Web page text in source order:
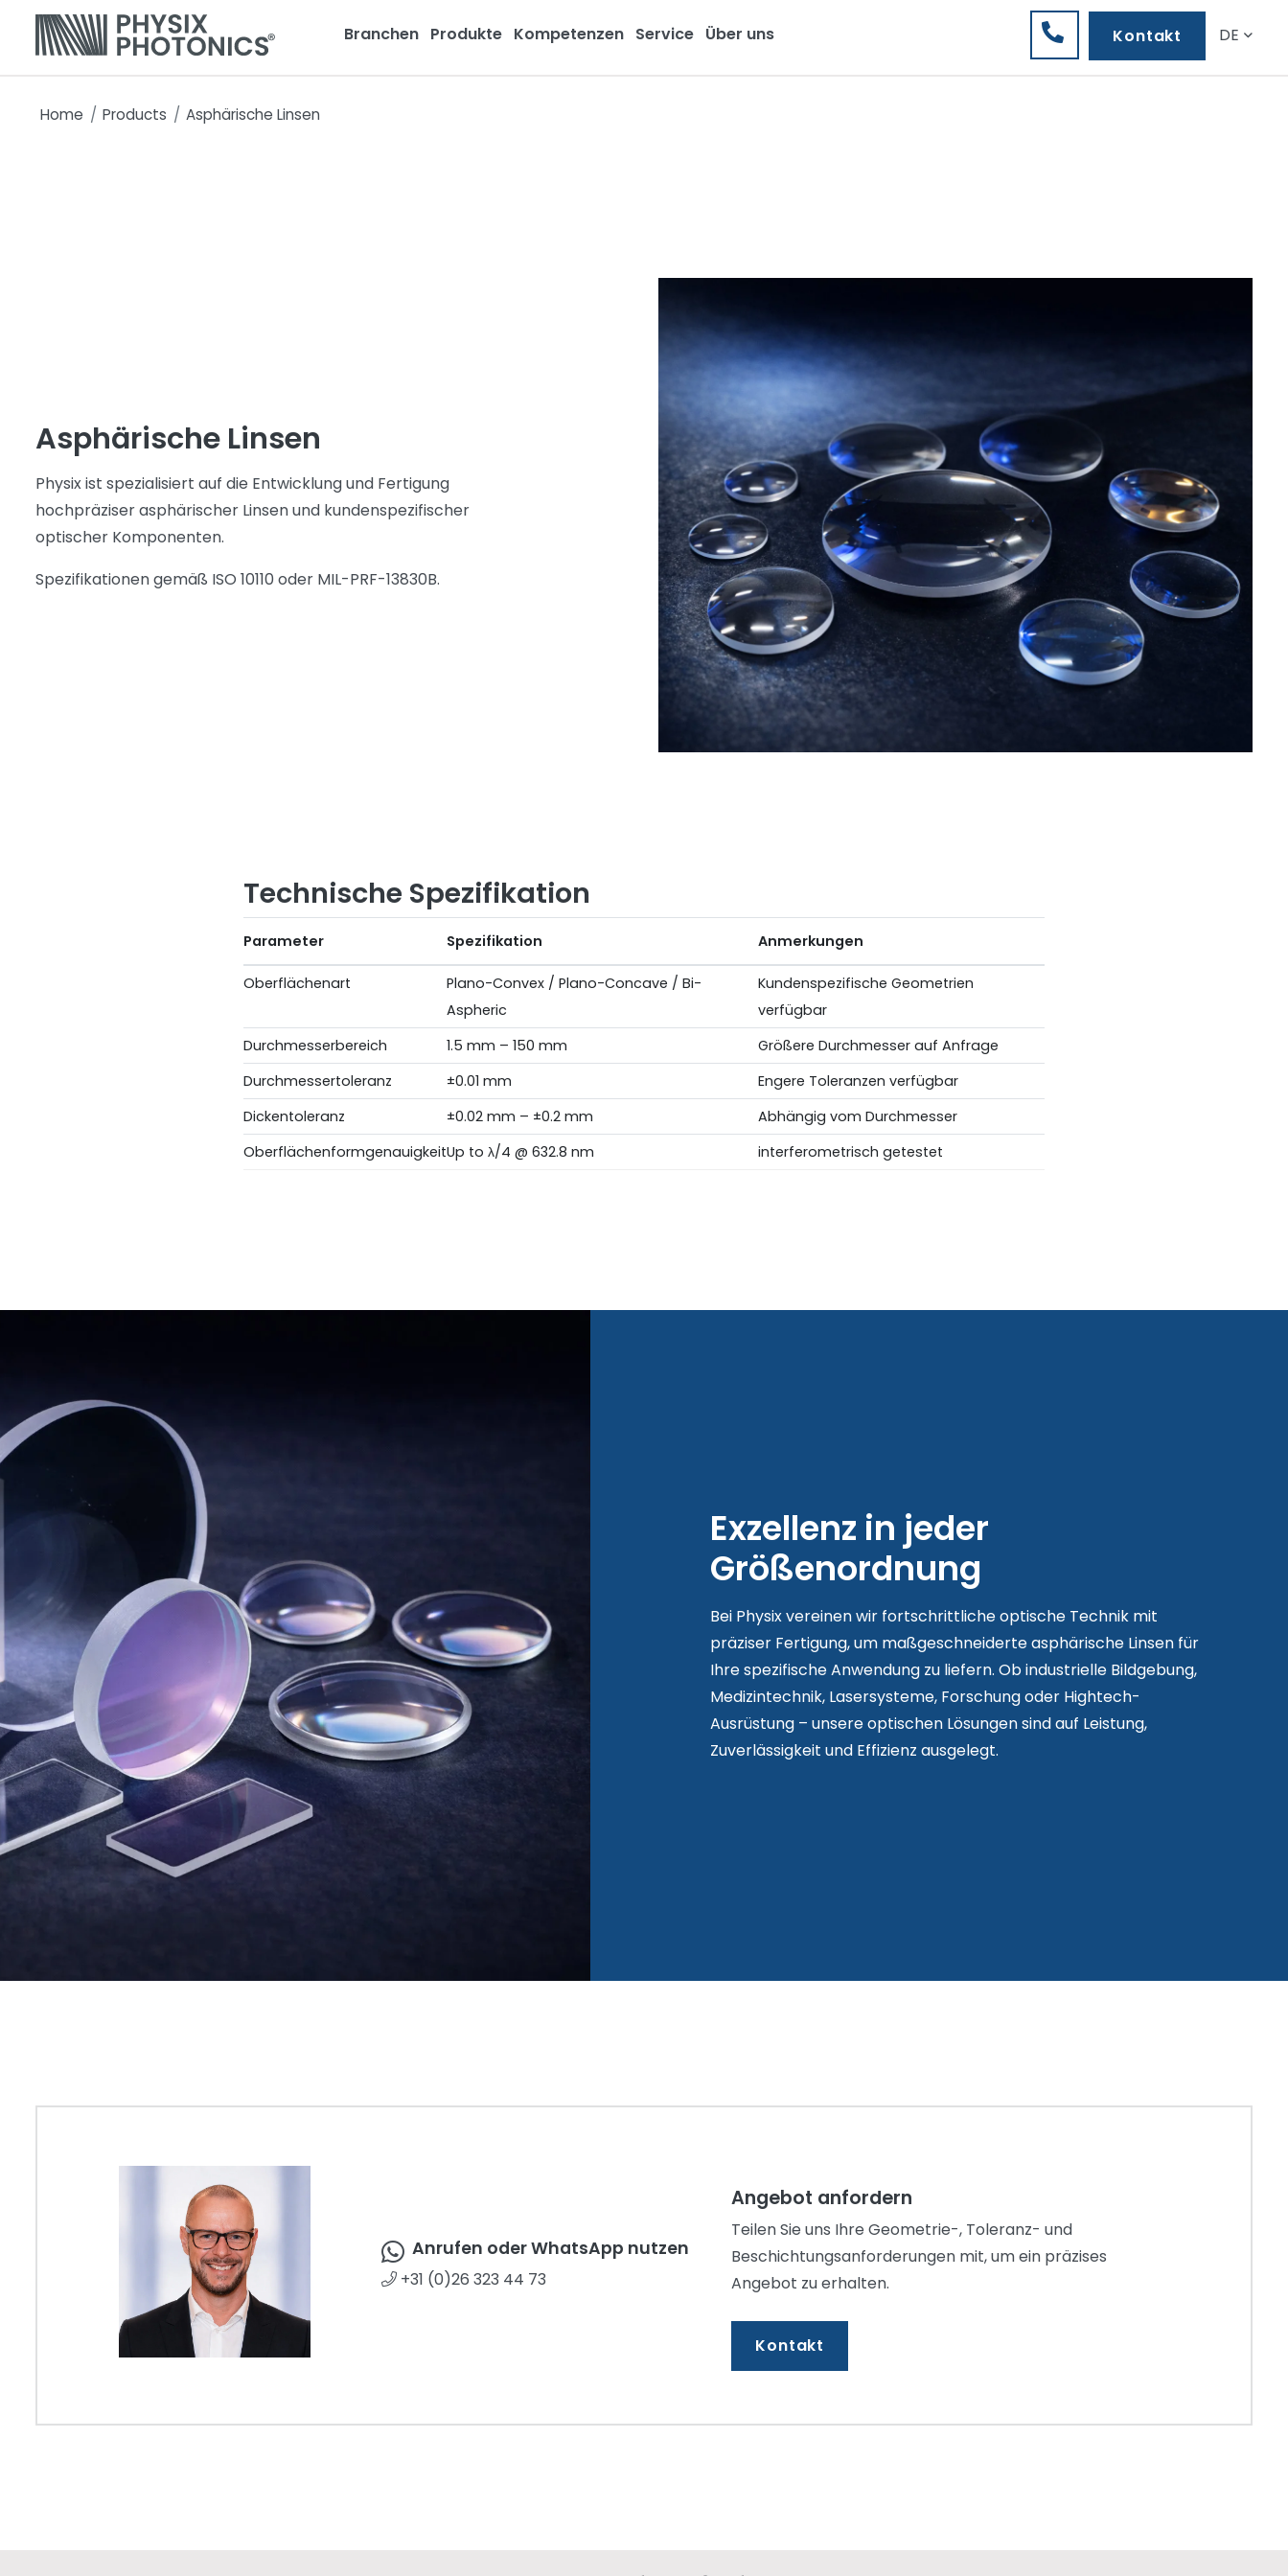
Branchen Produkte Kompetenzen Service Über uns Kontakt DE
Home Products Asphärische Linsen
Asphärische Linsen
Physix ist spezialisiert auf die Entwicklung und Fertigung
hochpräziser asphärischer Linsen und kundenspezifischer
optischer Komponenten.
Spezifikationen gemäß ISO 10110 oder MIL-PRF-13830B.
Technische Spezifikation
Parameter Spezifikation Anmerkungen
Oberflächenart
Plano-Convex / Plano-Concave / Bi-
Aspheric
Kundenspezifische Geometrien
verfügbar
Durchmesserbereich
1.5 mm – 150 mm
Größere Durchmesser auf Anfrage
Durchmessertoleranz
±0.01 mm
Engere Toleranzen verfügbar
Dickentoleranz
±0.02 mm – ±0.2 mm
Abhängig vom Durchmesser
OberflächenformgenauigkeitUp to λ/4 @ 632.8 nm interferometrisch getestet
Exzellenz in jeder
Größenordnung
Bei Physix vereinen wir fortschrittliche optische Technik mit
präziser Fertigung, um maßgeschneiderte asphärische Linsen für
Ihre spezifische Anwendung zu liefern. Ob industrielle Bildgebung,
Medizintechnik, Lasersysteme, Forschung oder Hightech-
Ausrüstung – unsere optischen Lösungen sind auf Leistung,
Zuverlässigkeit und Effizienz ausgelegt.
Anrufen oder WhatsApp nutzen
+31 (0)26 323 44 73
Angebot anfordern
Teilen Sie uns Ihre Geometrie-, Toleranz- und
Beschichtungsanforderungen mit, um ein präzises
Angebot zu erhalten.
Kontakt